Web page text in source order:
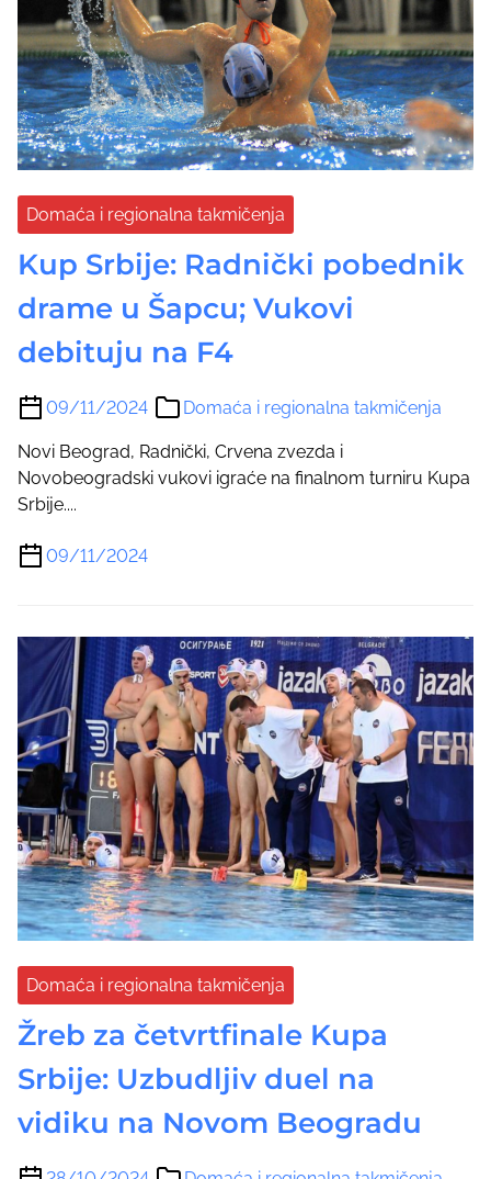
Domaća i regionalna takmičenja
Kup Srbije: Radnički pobednik
drame u Šapcu; Vukovi
debituju na F4
09/11/2024 Domaća i regionalna takmičenja
Novi Beograd, Radnički, Crvena zvezda i
Novobeogradski vukovi igraće na finalnom turniru Kupa
Srbije....
09/11/2024
Domaća i regionalna takmičenja
Žreb za četvrtfinale Kupa
Srbije: Uzbudljiv duel na
vidiku na Novom Beogradu